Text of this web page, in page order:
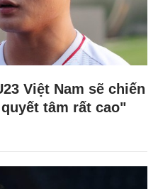
Việt Nam sẽ chiến
tâm rất cao"